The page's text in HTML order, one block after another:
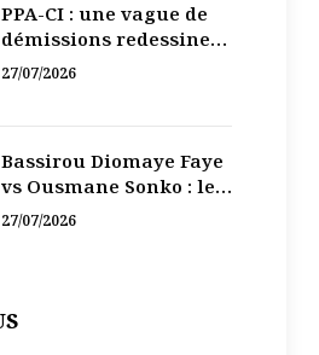
PPA-CI : une vague de
démissions redessine
la recomposition
27/07/2026
Bassirou Diomaye Faye
vs Ousmane Sonko : le
vacarme du pouvoir ne
27/07/2026